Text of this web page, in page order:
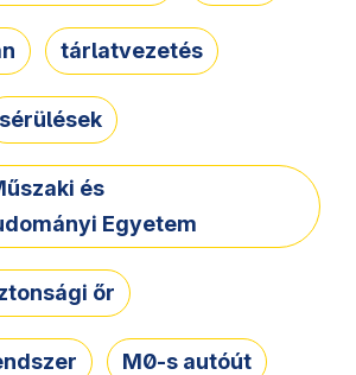
tárlatvezetés
sérülések
és
Egyetem
őr
M0-s autóút